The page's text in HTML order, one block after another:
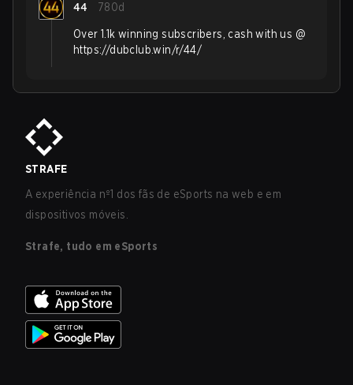
44 780d
Over 1.1k winning subscribers, cash with us @
https://dubclub.win/r/44/
STRAFE
A experiência nº1 dos fãs de eSports na web e em
dispositivos móveis.
Strafe, tudo em eSports